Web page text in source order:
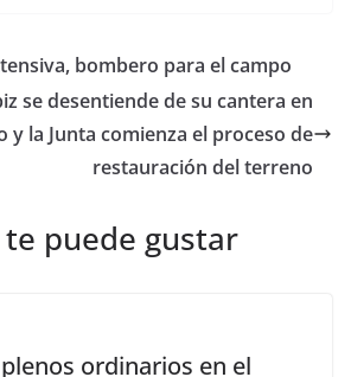
bombero para el campo
se desentiende de su cantera en
y la Junta comienza el proceso de
restauración del terreno
puede gustar
ordinarios en el